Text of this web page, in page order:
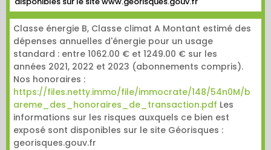
Classe énergie B, Classe climat A Montant estimé des
dépenses annuelles d'énergie pour un usage
standard : entre 1062.00 € et 1249.00 € sur les
années 2021, 2022 et 2023 (abonnements compris).
Nos honoraires :
https://files.netty.immo/file/immocrate/148/54n0M/b
areme_des_honoraires_de_transaction.pdf Les
informations sur les risques auxquels ce bien est
exposé sont disponibles sur le site Géorisques :
georisques.gouv.fr